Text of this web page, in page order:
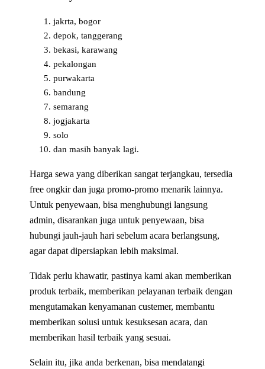
jakrta, bogor
depok, tanggerang
bekasi, karawang
pekalongan
purwakarta
bandung
semarang
jogjakarta
solo
dan masih banyak lagi.
Harga sewa yang diberikan sangat terjangkau, tersedia
free ongkir dan juga promo-promo menarik lainnya.
Untuk penyewaan, bisa menghubungi langsung
admin, disarankan juga untuk penyewaan, bisa
hubungi jauh-jauh hari sebelum acara berlangsung,
agar dapat dipersiapkan lebih maksimal.
Tidak perlu khawatir, pastinya kami akan memberikan
produk terbaik, memberikan pelayanan terbaik dengan
mengutamakan kenyamanan custemer, membantu
memberikan solusi untuk kesuksesan acara, dan
memberikan hasil terbaik yang sesuai.
Selain itu, jika anda berkenan, bisa mendatangi